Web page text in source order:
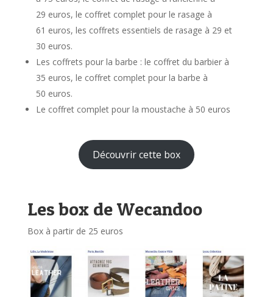
29 euros, le coffret complet pour le rasage à
61 euros, les coffrets essentiels de rasage à 29 et
30 euros.
Les coffrets pour la barbe : le coffret du barbier à
35 euros, le coffret complet pour la barbe à
50 euros.
Le coffret complet pour la moustache à 50 euros
Découvrir cette box
Les box de Wecandoo
Box à partir de 25 euros